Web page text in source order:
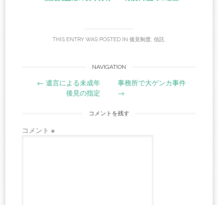
THIS ENTRY WAS POSTED IN 後見制度, 信託.
navigation
NAVIGATION
← 遺言による未成年
後見の指定
事務所で大ゲンカ事件
→
コメントを残す
コメント※